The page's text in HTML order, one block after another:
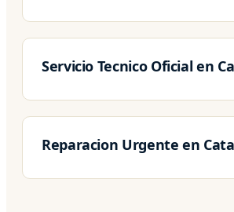
Servicio Tecnico Oficial en
Reparacion Urgente en